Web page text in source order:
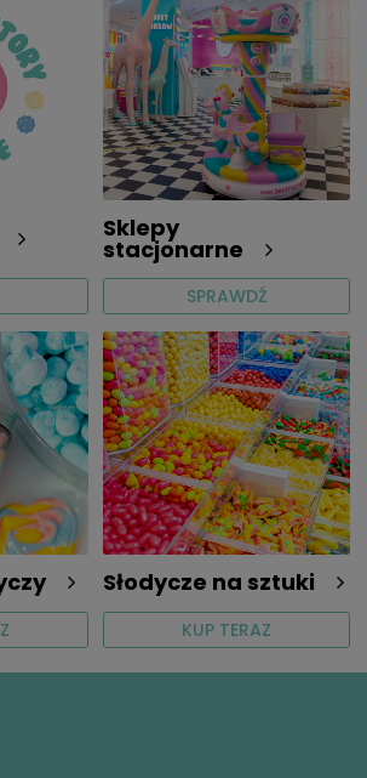
Sklepy
stacjonarne
SPRAWDŹ
Słodycze na sztuki
KUP TERAZ